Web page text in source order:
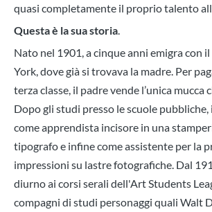
quasi completamente il proprio talento
Questa è la sua storia.
Nato nel 1901, a cinque anni emigra con
York, dove già si trovava la madre. Per
terza classe, il padre vende l’unica mucca
Dopo gli studi presso le scuole pubbliche,
come apprendista incisore in una
tipografo e infine come assistente per la
impressioni su lastre fotografiche. Dal
diurno ai corsi serali dell'Art Students
compagni di studi personaggi quali Walt